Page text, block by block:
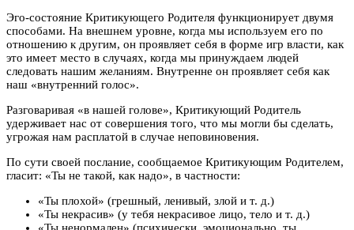
Эго-состояние Критикующего Родителя функционирует двумя
способами. На внешнем уровне, когда мы используем его по
отношению к другим, он проявляет себя в форме игр власти, как
это имеет место в случаях, когда мы принуждаем людей
следовать нашим желаниям. Внутренне он проявляет себя как
наш «внутренний голос».
Разговаривая «в нашей голове», Критикующий Родитель
удерживает нас от совершения того, что мы могли бы сделать,
угрожая нам расплатой в случае неповиновения.
По сути своей послание, сообщаемое Критикующим Родителем,
гласит: «Ты не такой, как надо», в частности:
«Ты плохой» (грешный, ленивый, злой и т. д.)
«Ты некрасив» (у тебя некрасивое лицо, тело и т. д.)